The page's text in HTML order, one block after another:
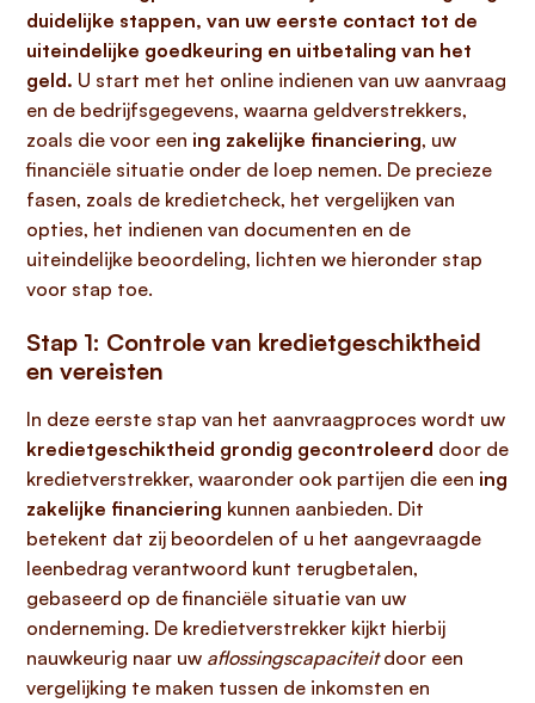
duidelijke stappen, van uw eerste contact tot de
uiteindelijke goedkeuring en uitbetaling van het
geld. U start met het online indienen van uw aanvraag
en de bedrijfsgegevens, waarna geldverstrekkers,
zoals die voor een ing zakelijke financiering, uw
financiële situatie onder de loep nemen. De precieze
fasen, zoals de kredietcheck, het vergelijken van
opties, het indienen van documenten en de
uiteindelijke beoordeling, lichten we hieronder stap
voor stap toe.
Stap 1: Controle van kredietgeschiktheid
en vereisten
In deze eerste stap van het aanvraagproces wordt uw
kredietgeschiktheid grondig gecontroleerd door de
kredietverstrekker, waaronder ook partijen die een ing
zakelijke financiering kunnen aanbieden. Dit
betekent dat zij beoordelen of u het aangevraagde
leenbedrag verantwoord kunt terugbetalen,
gebaseerd op de financiële situatie van uw
onderneming. De kredietverstrekker kijkt hierbij
nauwkeurig naar uw aflossingscapaciteitdoor een
vergelijking te maken tussen de inkomsten en